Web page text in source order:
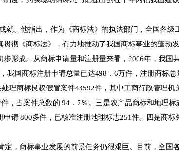
就。他指出，作为《商标法》的执法部门，全国各
彻《商标法》，有力地推动了我国商标事业的蓬勃
形成。从商标申请量和注册量来看，2006年，我
我国商标注册申请总量已达498．6万件，注册商标
理商标艮权假冒案件43592件，其中工商行政管理
，占案件总数的 94．7％。三是农产品商标和地理
请 800多件，已核准注册地理标志251件。四是商
，商标事业发展的前景任务仍很艰巨。目前，全国